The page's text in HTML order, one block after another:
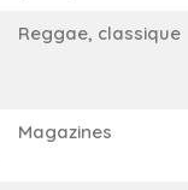
Reggae, classique
Magazines